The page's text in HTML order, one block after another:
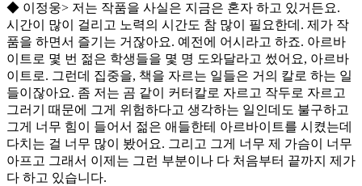
◆ 이정웅> 저는 작품을 사실은 지금은 혼자 하고 있거든요.
시간이 많이 걸리고 노력의 시간도 참 많이 필요한데. 제가 작
품을 하면서 즐기는 거잖아요. 예전에 어시라고 하죠. 아르바
이트로 몇 번 젊은 학생들을 몇 명 도와달라고 썼어요, 아르바
이트로. 그런데 집중을, 책을 자르는 일들은 거의 칼로 하는 일
들이잖아요. 좀 저는 곰 같이 커터칼로 자르고 작두로 자르고
그러기 때문에 그게 위험하다고 생각하는 일인데도 불구하고
그게 너무 힘이 들어서 젊은 애들한테 아르바이트를 시켰는데
다치는 걸 너무 많이 봤어요. 그리고 그게 너무 제 가슴이 너무
아프고 그래서 이제는 그런 부분이나 다 처음부터 끝까지 제가
다 하고 있습니다.